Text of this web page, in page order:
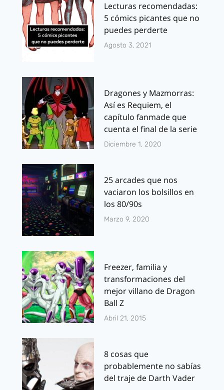
Lecturas recomendadas:
5 cómics picantes que no
puedes perderte
Agosto 3, 2021
Dragones y Mazmorras:
Así es Requiem, el
capítulo fanmade que
cuenta el final de la serie
Diciembre 1, 2020
25 arcades que nos
vaciaron los bolsillos en
los 80/90s
Marzo 9, 2020
Freezer, familia y
transformaciones del
mejor villano de Dragon
Ball Z
Abril 21, 2015
8 cosas que
probablemente no sabías
del traje de Darth Vader